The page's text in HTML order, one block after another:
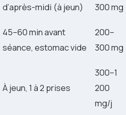
d’après-midi (à jeun)
300 mg
45–60 min avant
séance, estomac vide
200–
300 mg
À jeun, 1 à 2 prises
300–1
200
mg/j